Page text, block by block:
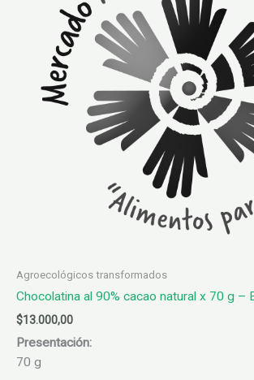
Agroecológicos transformados
Chocolatina al 90% cacao natural x 70 g –
$13.000,00
Presentación:
70 g